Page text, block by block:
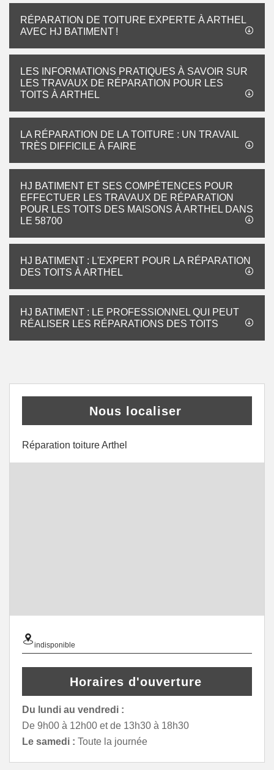
RÉPARATION DE TOITURE EXPERTE À ARTHEL
AVEC HJ BATIMENT !
LES INFORMATIONS PRATIQUES À SAVOIR SUR
LES TRAVAUX DE RÉPARATION POUR LES
TOITS À ARTHEL
LA RÉPARATION DE LA TOITURE : UN TRAVAIL
TRÈS DIFFICILE À FAIRE
HJ BATIMENT ET SES COMPÉTENCES POUR
EFFECTUER LES TRAVAUX DE RÉPARATION
POUR LES TOITS DES MAISONS À ARTHEL DANS
LE 58700
HJ BATIMENT : L'EXPERT POUR LA RÉPARATION
DES TOITS À ARTHEL
HJ BATIMENT : LE PROFESSIONNEL QUI PEUT
RÉALISER LES RÉPARATIONS DES TOITS
Nous localiser
Réparation toiture Arthel
indisponible
Horaires d'ouverture
Du lundi au vendredi :
De 9h00 à 12h00 et de 13h30 à 18h30
Le samedi : Toute la journée